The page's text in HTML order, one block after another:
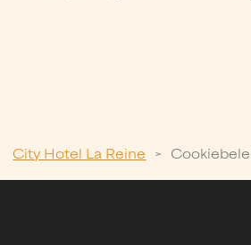
City Hotel La Reine >